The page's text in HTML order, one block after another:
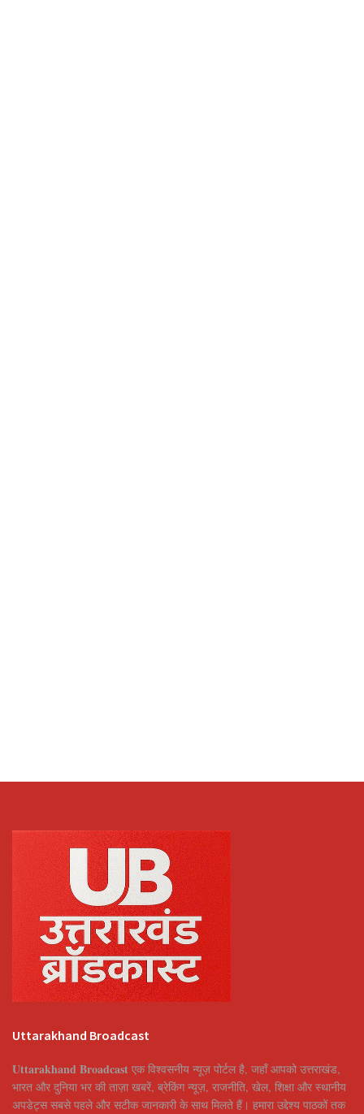
Uttarakhand Broadcast
Uttarakhand Broadcast एक विश्वसनीय न्यूज़ पोर्टल है, जहाँ आपको उत्तराखंड,
भारत और दुनिया भर की ताज़ा खबरें, ब्रेकिंग न्यूज़, राजनीति, खेल, शिक्षा और स्थानीय
अपडेट्स सबसे पहले और सटीक जानकारी के साथ मिलते हैं। हमारा उद्देश्य पाठकों तक